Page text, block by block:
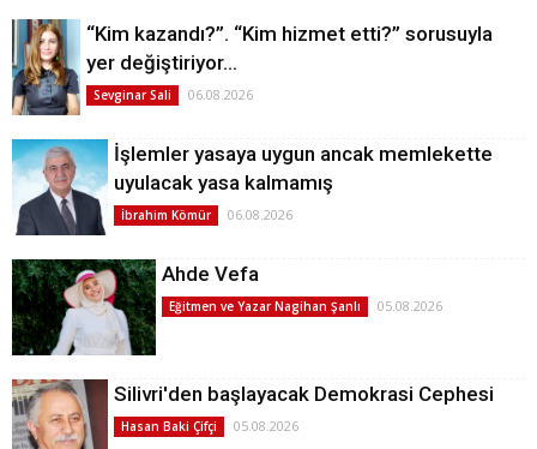
“Kim kazandı?”. “Kim hizmet etti?” sorusuyla
yer değiştiriyor…
Sevginar Sali 06.08.2026
İşlemler yasaya uygun ancak memlekette
uyulacak yasa kalmamış
İbrahim Kömür 06.08.2026
Ahde Vefa
Eğitmen ve Yazar Nagihan Şanlı 05.08.2026
Silivri'den başlayacak Demokrasi Cephesi
Hasan Baki Çifçi 05.08.2026